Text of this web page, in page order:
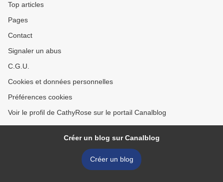
Top articles
Pages
Contact
Signaler un abus
C.G.U.
Cookies et données personnelles
Préférences cookies
Voir le profil de CathyRose sur le portail Canalblog
Créer un blog sur Canalblog
Créer un blog